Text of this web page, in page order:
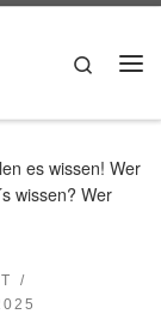
Search
es wissen! Wer
wissen? Wer